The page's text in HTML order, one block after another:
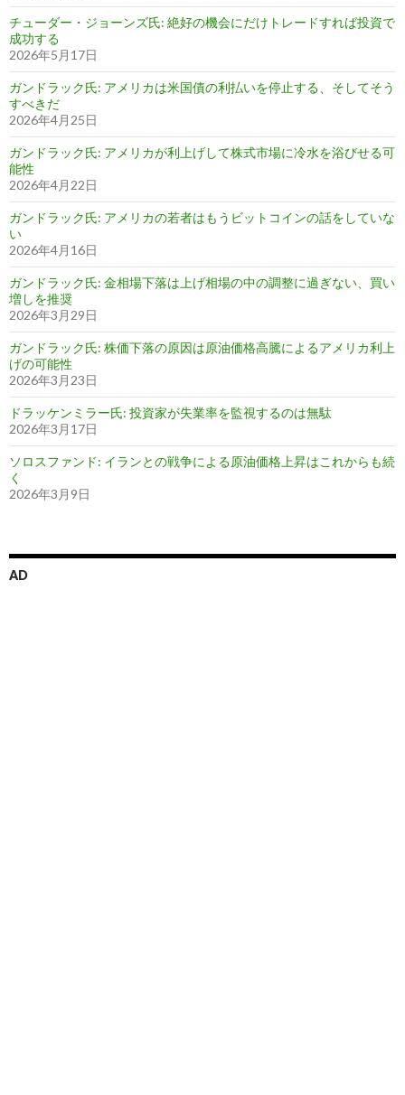
チューダー・ジョーンズ氏: 絶好の機会にだけトレードすれば投資で
成功する
2026年5月17日
ガンドラック氏: アメリカは米国債の利払いを停止する、そしてそう
すべきだ
2026年4月25日
ガンドラック氏: アメリカが利上げして株式市場に冷水を浴びせる可
能性
2026年4月22日
ガンドラック氏: アメリカの若者はもうビットコインの話をしていな
い
2026年4月16日
ガンドラック氏: 金相場下落は上げ相場の中の調整に過ぎない、買い
増しを推奨
2026年3月29日
ガンドラック氏: 株価下落の原因は原油価格高騰によるアメリカ利上
げの可能性
2026年3月23日
ドラッケンミラー氏: 投資家が失業率を監視するのは無駄
2026年3月17日
ソロスファンド: イランとの戦争による原油価格上昇はこれからも続
く
2026年3月9日
AD